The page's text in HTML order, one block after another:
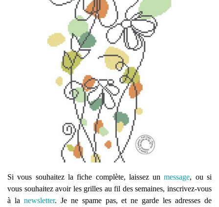
Si vous souhaitez la fiche complète, laissez unmessage, ou si
vous souhaitez avoir les grilles au fil des semaines, inscrivez-vous
à la newsletter. Je ne spame pas, et ne garde les adresses de